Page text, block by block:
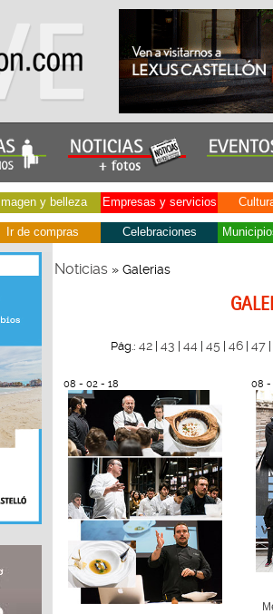
Imagen y belleza Empresas y servicios
Ir de compras Celebraciones
Noticias » Galerias
Pág.: 42 | 43 | 44 | 45 | 46 | 47 |
08 - 02 - 18 08 -